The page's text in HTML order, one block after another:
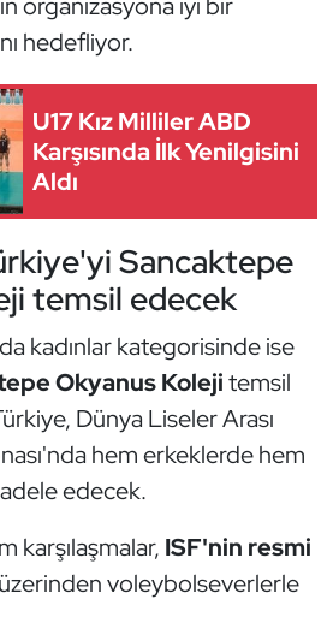
hedefliyor.
U17 Kız Milliler ABD
Karşısında İlk Yenilgisini
Aldı
Sancaktepe
temsil edecek
kadınlar kategorisinde ise
Okyanus Kolejitemsil
Dünya Liseler Arası
hem erkeklerde hem
edecek.
karşılaşmalar, ISF'nin resmi
üzerinden voleybolseverlerle